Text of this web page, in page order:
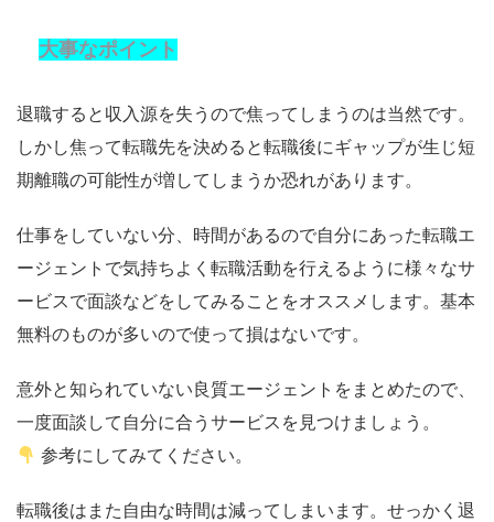
大事なポイント
退職すると収入源を失うので焦ってしまうのは当然です。
しかし焦って転職先を決めると転職後にギャップが生じ短
期離職の可能性が増してしまうか恐れがあります。
仕事をしていない分、 時間があるので自分にあった転職エ
ージェントで気持ちよく転職活動を行えるように様々なサ
ービスで面談などをしてみることをオススメします。基本
無料のものが多いので使って損はないです。
意外と知られていない良質エージェントをまとめたので、
一度面談して自分に合うサービスを見つけましょう。
参考にしてみてください。
転職後はまた自由な時間は減ってしまいます。せっかく退